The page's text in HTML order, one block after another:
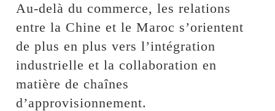
Au-delà du commerce, les relations
entre la Chine et le Maroc s’orientent
de plus en plus vers l’intégration
industrielle et la collaboration en
matière de chaînes
d’approvisionnement.